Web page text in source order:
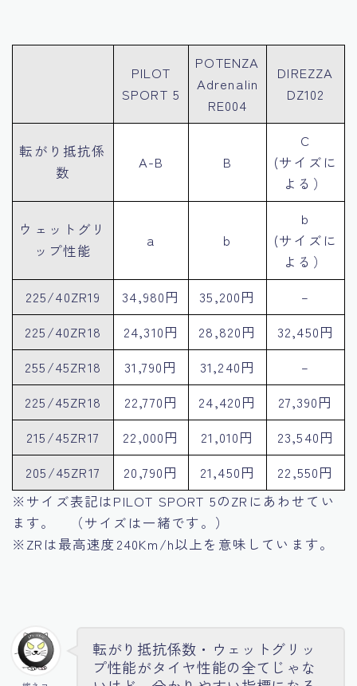
PILOT
SPORT 5
POTENZA
Adrenalin
RE004
DIREZZA
DZ102
転がり抵抗係
数
A-B B
C
(サイズに
よる）
ウェットグリ
ップ性能
a ｂ
b
(サイズに
よる）
225/40ZR19
34,980円 35,200円
–
225/40ZR18
24,310円 28,820円
32,450円
255/45ZR18
31,790円 31,240円
–
225/45ZR18
22,770円 24,420円
27,390円
215/45ZR17
22,000円 21,010円
23,540円
205/45ZR17
20,790円 21,450円
22,550円
※サイズ表記はPILOT SPORT 5のZRにあわせてい
ます。 （サイズは一緒です。）
※ZRは最高速度240Km/h以上を意味しています。
転がり抵抗係数・ウェットグリッ
プ性能がタイヤ性能の全てじゃな